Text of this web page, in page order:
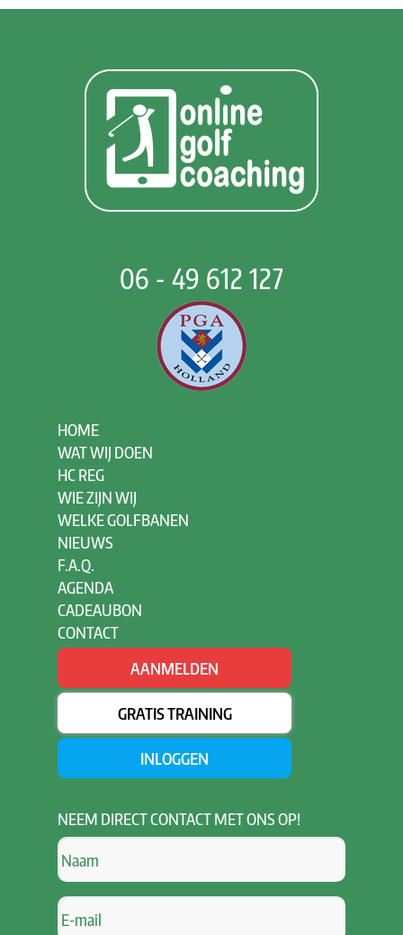
06 - 49 612 127
HOME
WAT WIJ DOEN
HC REG
WIE ZIJN WIJ
WELKE GOLFBANEN
NIEUWS
F.A.Q.
AGENDA
CADEAUBON
CONTACT
AANMELDEN
GRATIS TRAINING
INLOGGEN
NEEM DIRECT CONTACT MET ONS OP!